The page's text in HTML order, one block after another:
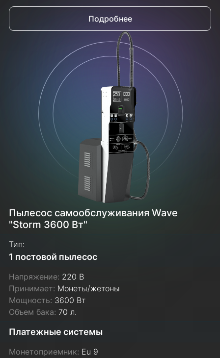
Подробнее
Пылесос самообслуживания Wave
"Storm 3600 Вт"
Тип:
1 постовой пылесос
Напряжение: 220 В
Принимает: Монеты/жетоны
Мощность: 3600 Вт
Объем бака: 70 л.
Платежные системы
Монетоприемник: Eu 9